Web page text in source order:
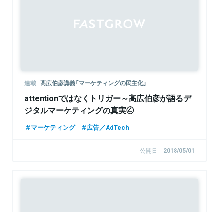
連載 高広伯彦講義「マーケティングの民主化」
attentionではなくトリガー～高広伯彦が語るデ
ジタルマーケティングの真実④
マーケティング 広告／AdTech
公開日 2018/05/01